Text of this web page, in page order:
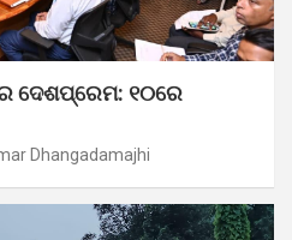
ଦେଶପ୍ରେମ: ୧୦ରେ
Dhangadamajhi